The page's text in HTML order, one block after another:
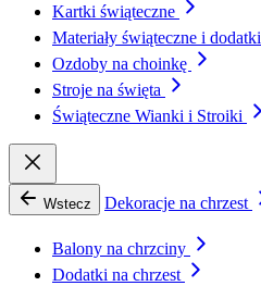
Kartki świąteczne
Materiały świąteczne i dodatki
Ozdoby na choinkę
Stroje na święta
Świąteczne Wianki i Stroiki
Wstecz Dekoracje na chrzest
Balony na chrzciny
Dodatki na chrzest